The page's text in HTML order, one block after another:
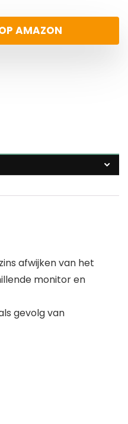
AMAZON
afwijken van het
monitor en
gevolg van